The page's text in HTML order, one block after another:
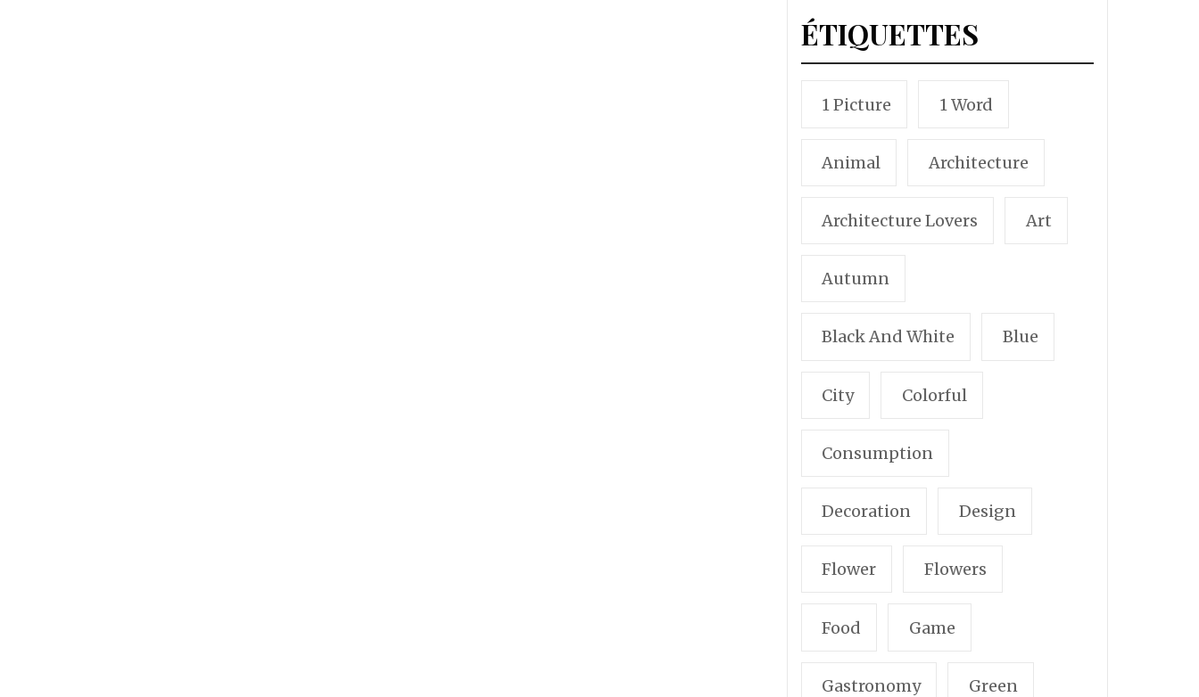
ÉTIQUETTES
1 Picture 1 Word
Animal Architecture
Architecture Lovers Art
Autumn
Black And White Blue
City Colorful
Consumption
Decoration Design
Flower Flowers
Food Game
Gastronomy Green